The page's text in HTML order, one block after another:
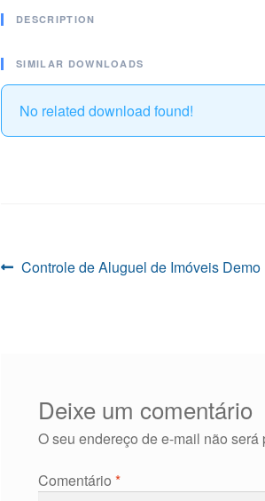
DESCRIPTION
SIMILAR DOWNLOADS
No related download found!
Navegação
Post
Controle de Aluguel de Imóveis Demo
Deixe um comentário
O seu endereço de e-mail não será
Comentário *